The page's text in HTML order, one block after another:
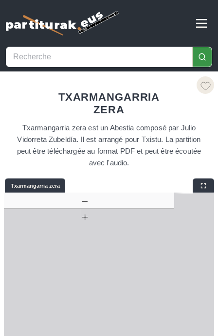
TXARMANGARRIA
ZERA
Txarmangarria zera est un Abestia composé par Julio
Vidorreta Zubeldía. Il est arrangé pour Txistu. La partition
peut être téléchargée au format PDF et peut être écoutée
avec l'audio.
Txarmangarria zera